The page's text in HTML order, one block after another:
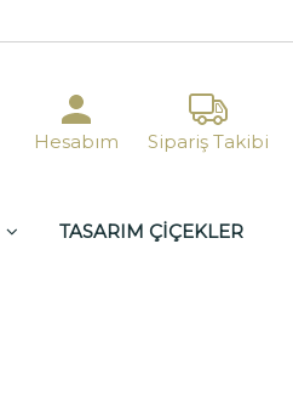
Hesabım Sipariş Takibi
TASARIM ÇİÇEKLER